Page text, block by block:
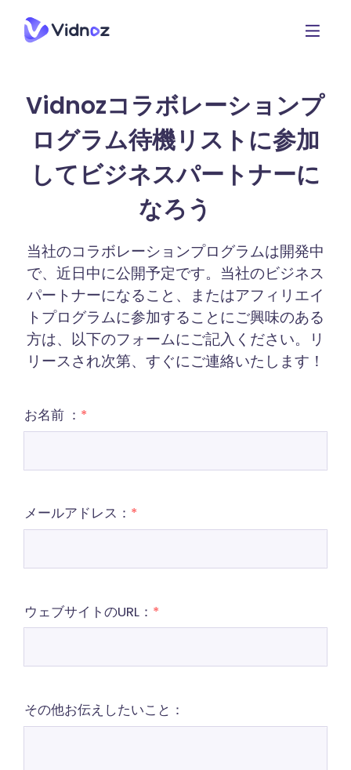
Vidnozコラボレーションプ
ログラム待機リストに参加
してビジネスパートナーに
なろう
当社のコラボレーションプログラムは開発中
で、近日中に公開予定です。当社のビジネス
パートナーになること、またはアフィリエイ
トプログラムに参加することにご興味のある
方は、以下のフォームにご記入ください。リ
リースされ次第、すぐにご連絡いたします！
お名前 ： *
メールアドレス： *
ウェブサイトのURL： *
その他お伝えしたいこと：